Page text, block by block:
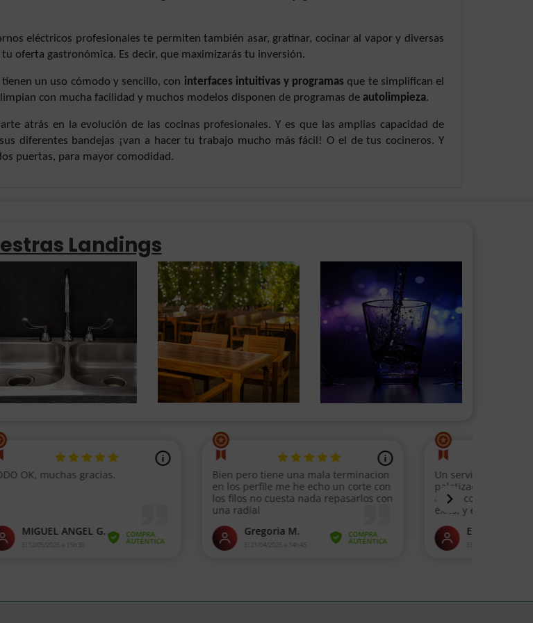
eléctricos profesionales te permiten también asar, gratinar, cocinar al vapor y diversas
oferta gastronómica. Es decir, que maximizarás tu inversión.
tienen un uso cómodo y sencillo, con interfaces intuitivas y programas que te simplifican el
con mucha facilidad y muchos modelos disponen de programas de autolimpieza.
atrás en la evolución de las cocinas profesionales. Y es que las amplias capacidad de
diferentes bandejas ¡van a hacer tu trabajo mucho más fácil! O el de tus cocineros. Y
puertas, para mayor comodidad.
Landings